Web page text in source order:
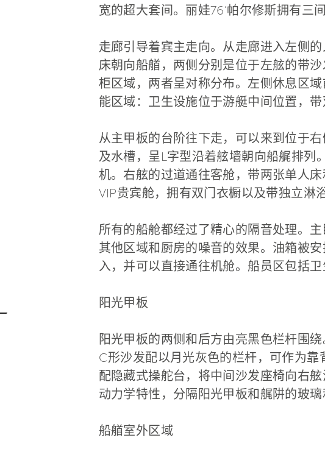
宽的超大套间。丽娃76’帕尔修斯拥有三
走廊引导着宾主走向。从走廊进入左侧
床朝向船艏，两侧分别是位于左舷的带
柜区域，两者呈对称分布。左侧休息区
能区域：卫生设施位于游艇中间位置，
从主甲板的台阶往下走，可以来到位于
及水槽，呈L字型沿着舷墙朝向船艉排列
机。右舷的过道通往客舱，带两张单人
VIP贵宾舱，拥有双门衣橱以及带独立淋
所有的船舱都经过了精心的隔音处理。
其他区域和厨房的噪音的效果。油箱被
入，并可以直接通往机舱。船员区包括
阳光甲板
阳光甲板的两侧和后方由亮黑色栏杆围
C形沙发配以月光灰色的栏杆，可作为
配隐藏式操舵台，将中间沙发座椅向右
动力学特性，分隔阳光甲板和艉阱的玻
船艏室外区域